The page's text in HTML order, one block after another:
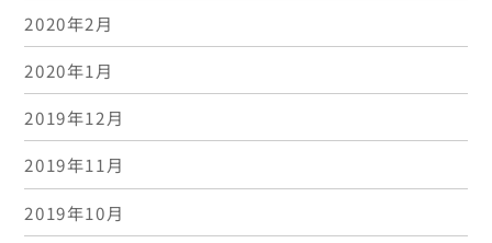
2020年2月
2020年1月
2019年12月
2019年11月
2019年10月